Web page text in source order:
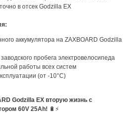
в отсек Godzilla EX
аккумулятора на ZAXBOARD Godzilla
пробега электровелосипеда
работы всех систем
(от -10°C)
Godzilla EX вторую жизнь с
60V 25Ah! 🔋⚡